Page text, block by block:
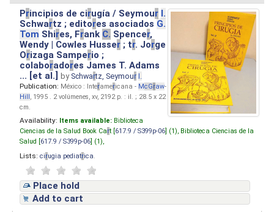
Principios de cirugía / Seymour I.
Schwartz ; editores asociados G.
Tom Shires, Frank C. Spencer,
Wendy | Cowles Husser ; tr. Jorge
Orizaga Samperio ;
colaboradores James T. Adams
... [et al.]by Schwartz, Seymour I.
Publication: México : Interamericana - McGraw-
Hill, 1995 . 2 volúmenes, xv, 2192 p. : il. ; 28.5 x 22
cm.
Availability: Items available: Biblioteca
Ciencias de la Salud Book Cart [ 617.9 / S399p-06 ] (1), Biblioteca Ciencias de la
Salud [ 617.9 / S399p-06 ] (1),
Lists: cirugia pediatrica
Place hold
Add to cart